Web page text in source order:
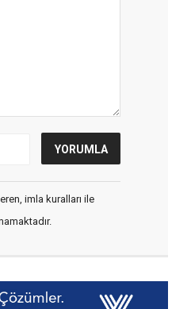
imla kuralları ile